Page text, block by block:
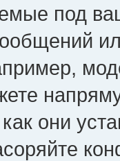
под
они